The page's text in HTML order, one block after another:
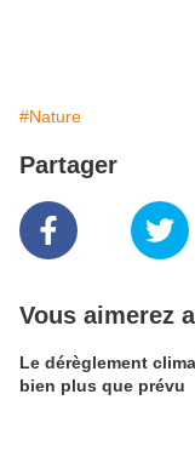
#Nature
Partager
Vous aimerez
Le dérèglement
bien plus que prévu